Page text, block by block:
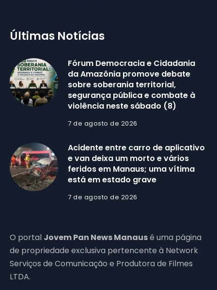
Últimas Notícias
Fórum Democracia e Cidadania
da Amazônia promove debate
sobre soberania territorial,
segurança pública e combate à
violência neste sábado (8)
7 de agosto de 2026
Acidente entre carro de aplicativo
e van deixa um morto e vários
feridos em Manaus; uma vítima
está em estado grave
7 de agosto de 2026
O portal Jovem Pan News Manausé uma página
de propriedade exclusiva pertencente à Network
Serviços de Comunicação e Produtora de Filmes
LTDA.